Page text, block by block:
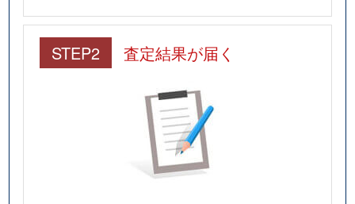
STEP2 査定結果が届く